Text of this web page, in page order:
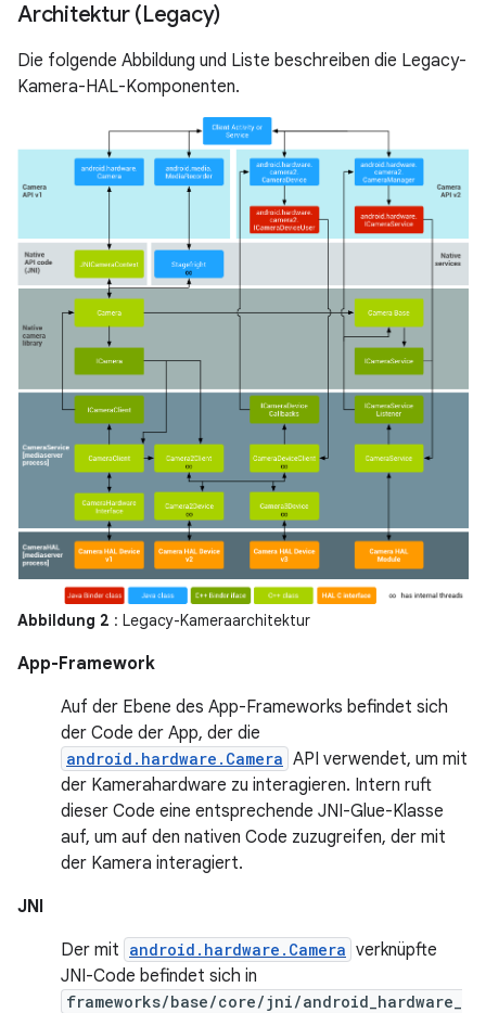
Architektur (Legacy)
Die folgende Abbildung und Liste beschreiben die Legacy-
Kamera-HAL-Komponenten.
Abbildung 2 : Legacy-Kameraarchitektur
App-Framework
Auf der Ebene des App-Frameworks befindet sich
der Code der App, der die
android.hardware.Camera API verwendet, um mit
der Kamerahardware zu interagieren. Intern ruft
dieser Code eine entsprechende JNI-Glue-Klasse
auf, um auf den nativen Code zuzugreifen, der mit
der Kamera interagiert.
JNI
Der mit android.hardware.Camera verknüpfte
JNI-Code befindet sich in
frameworks/base/core/jni/android_hardware_